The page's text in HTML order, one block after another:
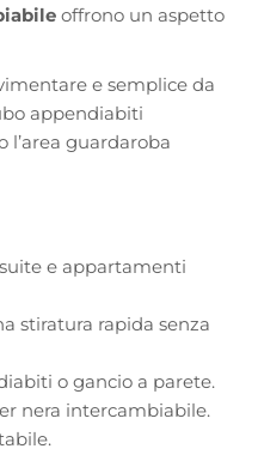
offrono un aspetto
e semplice da
appendiabiti
l’area guardaroba
e appartamenti
stiratura rapida senza
o gancio a parete.
nera intercambiabile.